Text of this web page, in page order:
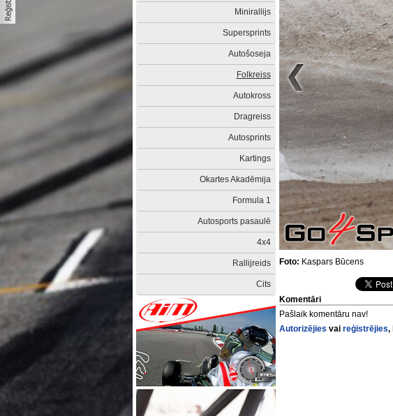
Minirallijs
Supersprints
Autošoseja
Folkreiss
Autokross
Dragreiss
Autosprints
Kartings
Okartes Akadēmija
Formula 1
Autosports pasaulē
4x4
Rallijreids
Cits
Foto: Kaspars Būcens
Komentāri
Pašlaik komentāru nav!
Autorizējies vai reģistrējies,